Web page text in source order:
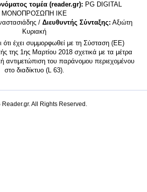
τομέα (reader.gr): PG DIGITAL
MONΟΠΡΟΣΩΠΗ ΙΚΕ
/ Διευθυντής Σύνταξης: Αξιώτη
Κυριακή
ότι έχει συμμορφωθεί με τη Σύσταση (ΕΕ)
της 1ης Μαρτίου 2018 σχετικά με τα μέτρα
αντιμετώπιση του παράνομου περιεχομένου
στο διαδίκτυο (L 63).
All Rights Reserved.